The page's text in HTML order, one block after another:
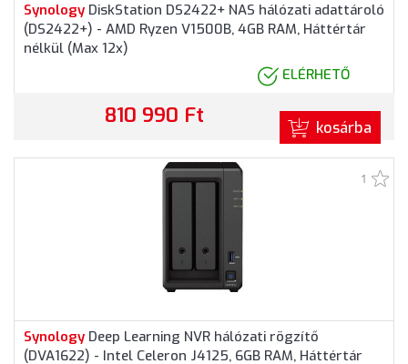
Synology DiskStation DS2422+ NAS hálózati adattároló
(DS2422+) - AMD Ryzen V1500B, 4GB RAM, Háttértár
nélkül (Max 12x)
ELÉRHETŐ
810 990 Ft kosárba
1
Synology Deep Learning NVR hálózati rögzítő
(DVA1622) - Intel Celeron J4125, 6GB RAM, Háttértár